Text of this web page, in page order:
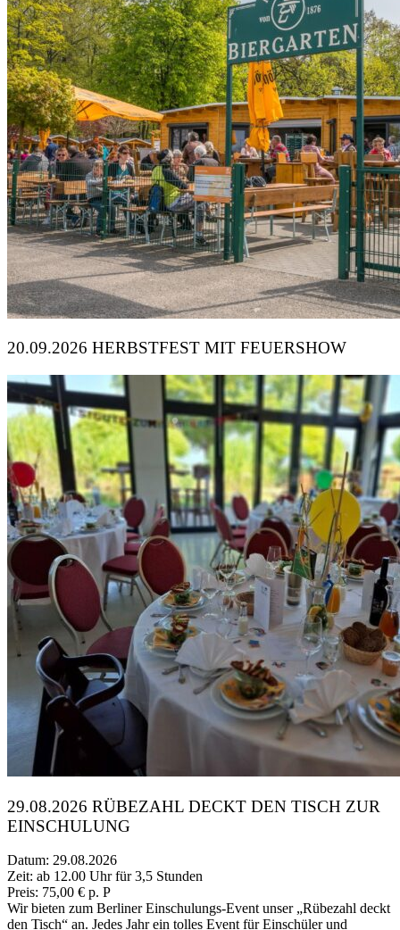
20.09.2026 HERBSTFEST MIT FEUERSHOW
29.08.2026 RÜBEZAHL DECKT DEN TISCH ZUR
EINSCHULUNG
Datum: 29.08.2026
Zeit: ab 12.00 Uhr für 3,5 Stunden
Preis: 75,00 € p. P
Wir bieten zum Berliner Einschulungs-Event unser „Rübezahl deckt
den Tisch“ an. Jedes Jahr ein tolles Event für Einschüler und